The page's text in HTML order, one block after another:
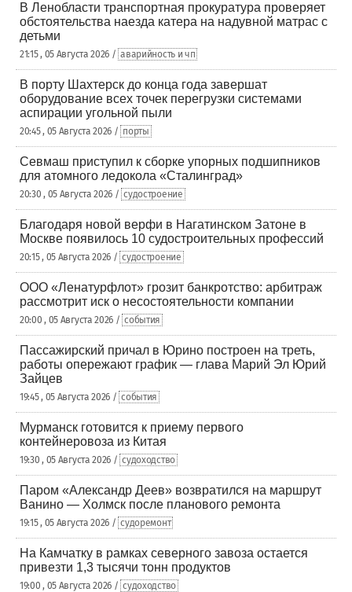
В Ленобласти транспортная прокуратура проверяет
обстоятельства наезда катера на надувной матрас с
детьми
21:15 , 05 Августа 2026 / аварийность и чп
В порту Шахтерск до конца года завершат
оборудование всех точек перегрузки системами
аспирации угольной пыли
20:45 , 05 Августа 2026 / порты
Севмаш приступил к сборке упорных подшипников
для атомного ледокола «Сталинград»
20:30 , 05 Августа 2026 / судостроение
Благодаря новой верфи в Нагатинском Затоне в
Москве появилось 10 судостроительных профессий
20:15 , 05 Августа 2026 / судостроение
ООО «Ленатурфлот» грозит банкротство: арбитраж
рассмотрит иск о несостоятельности компании
20:00 , 05 Августа 2026 / события
Пассажирский причал в Юрино построен на треть,
работы опережают график — глава Марий Эл Юрий
Зайцев
19:45 , 05 Августа 2026 / события
Мурманск готовится к приему первого
контейнеровоза из Китая
19:30 , 05 Августа 2026 / судоходство
Паром «Александр Деев» возвратился на маршрут
Ванино — Холмск после планового ремонта
19:15 , 05 Августа 2026 / судоремонт
На Камчатку в рамках северного завоза остается
привезти 1,3 тысячи тонн продуктов
19:00 , 05 Августа 2026 / судоходство